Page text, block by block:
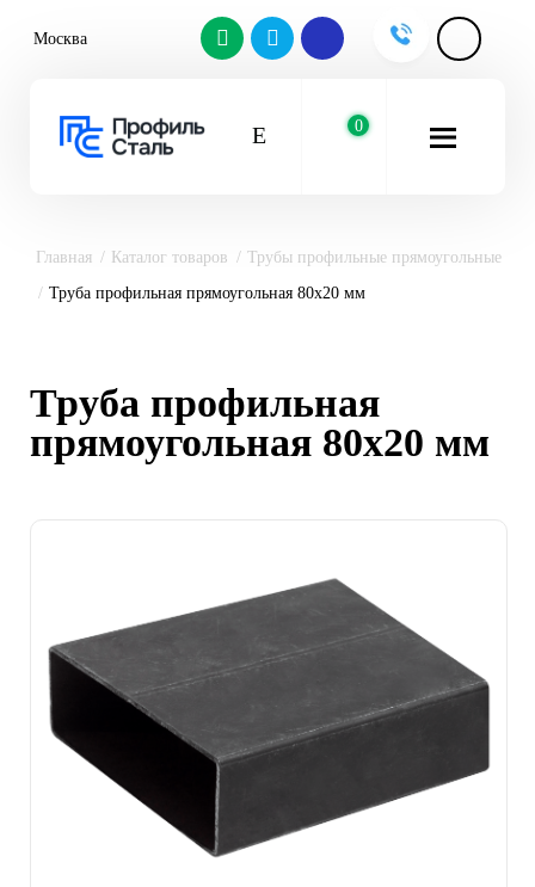
Москва
0
Главная Каталог товаров
Трубы профильные прямоугольные
Труба профильная прямоугольная 80х20 мм
Труба профильная
прямоугольная 80х20 мм